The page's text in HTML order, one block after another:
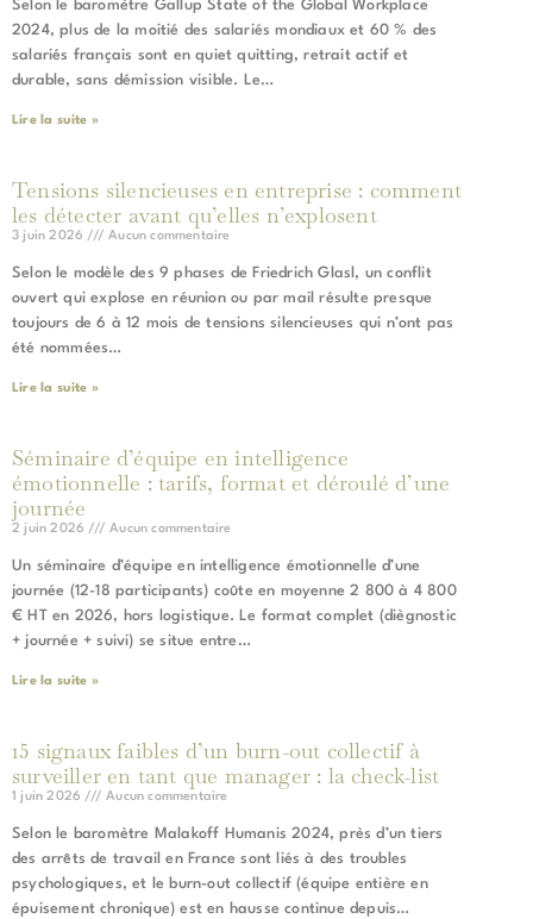
Selon le baromètre Gallup State of the Global Workplace
2024, plus de la moitié des salariés mondiaux et 60 % des
salariés français sont en quiet quitting, retrait actif et
durable, sans démission visible. Le…
Lire la suite »
Tensions silencieuses en entreprise : comment
les détecter avant qu’elles n’explosent
3 juin 2026 Aucun commentaire
Selon le modèle des 9 phases de Friedrich Glasl, un conflit
ouvert qui explose en réunion ou par mail résulte presque
toujours de 6 à 12 mois de tensions silencieuses qui n’ont pas
été nommées…
Lire la suite »
Séminaire d’équipe en intelligence
émotionnelle : tarifs, format et déroulé d’une
journée
2 juin 2026 Aucun commentaire
Un séminaire d’équipe en intelligence émotionnelle d’une
journée (12-18 participants) coûte en moyenne 2 800 à 4 800
€ HT en 2026, hors logistique. Le format complet (diègnostic
+ journée + suivi) se situe entre…
Lire la suite »
15 signaux faibles d’un burn-out collectif à
surveiller en tant que manager : la check-list
1 juin 2026 Aucun commentaire
Selon le baromètre Malakoff Humanis 2024, près d’un tiers
des arrêts de travail en France sont liés à des troubles
psychologiques, et le burn-out collectif (équipe entière en
épuisement chronique) est en hausse continue depuis…